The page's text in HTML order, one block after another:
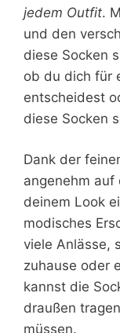
jedem Outfit.
und den
diese Socken
ob du dich für
entscheidest
diese Socken
Dank der
angenehm auf
deinem Look
modisches
viele Anlässe,
zuhause oder
kannst die
draußen
müssen.